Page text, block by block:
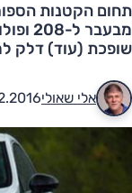
תחום הקטנות
שופכת (עוד) דלק
אלי שאולי